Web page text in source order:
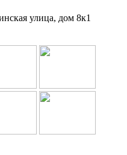
улица, дом 8к1